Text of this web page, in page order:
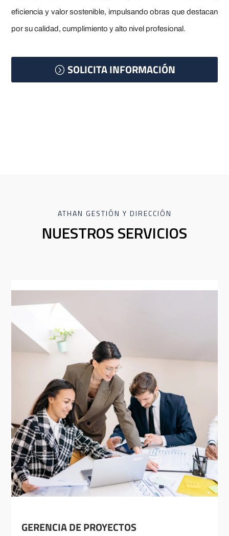
eficiencia y valor sostenible, impulsando obras que destacan
por su calidad, cumplimiento y alto nivel profesional.
SOLICITA INFORMACIÓN
ATHAN GESTIÓN Y DIRECCIÓN
NUESTROS SERVICIOS
GERENCIA DE PROYECTOS